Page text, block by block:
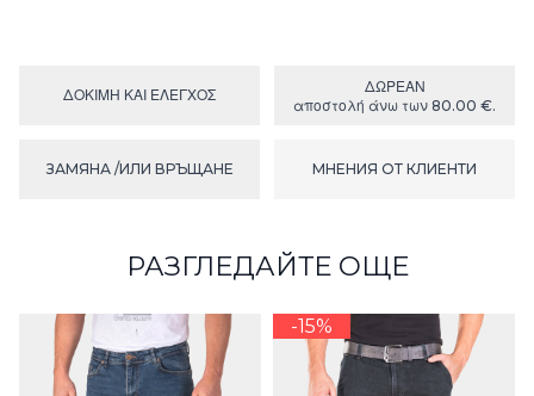
ΔΟΚΙΜΉ ΚΑΙ ΕΛΕΓΧΟΣ
ΔΩΡΕΑΝ
αποστολή άνω των 80.00 €.
ЗАМЯНА /ИЛИ ВРЪЩАНЕ МНЕНИЯ ОТ КЛИЕНТИ
РАЗГЛЕДАЙТЕ ОЩЕ
-15%